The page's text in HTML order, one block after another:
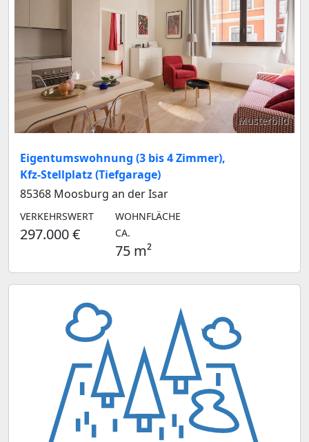
Musterbild
Eigentumswohnung (3 bis 4 Zimmer),
Kfz-Stellplatz (Tiefgarage)
85368 Moosburg an der Isar
VERKEHRSWERT
297.000 €
WOHNFLÄCHE
CA.
75 m²